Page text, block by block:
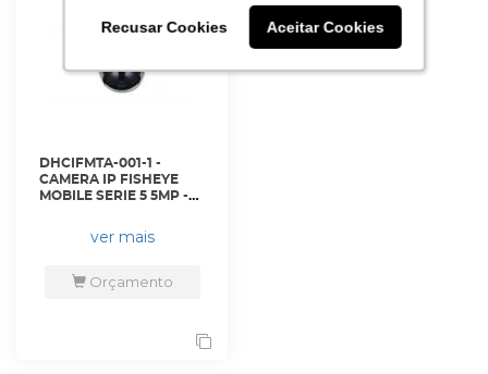
Recusar Cookies Aceitar Cookies
Recusar Cookies Aceitar Cookies
DHCIFMTA-001-1 -
CAMERA IP FISHEYE
MOBILE SERIE 5 5MP -
DAE-SA. - DAHUA
ver mais
Orçamento